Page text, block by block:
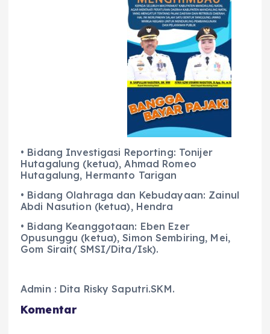
• Bidang Investigasi Reporting: Tonijer
Hutagalung (ketua), Ahmad Romeo
Hutagalung, Hermanto Tarigan
• Bidang Olahraga dan Kebudayaan: Zainul
Abdi Nasution (ketua), Hendra
• Bidang Keanggotaan: Eben Ezer
Opusunggu (ketua), Simon Sembiring, Mei,
Gom Sirait( SMSI/Dita/Isk).
Admin : Dita Risky Saputri.SKM.
Komentar